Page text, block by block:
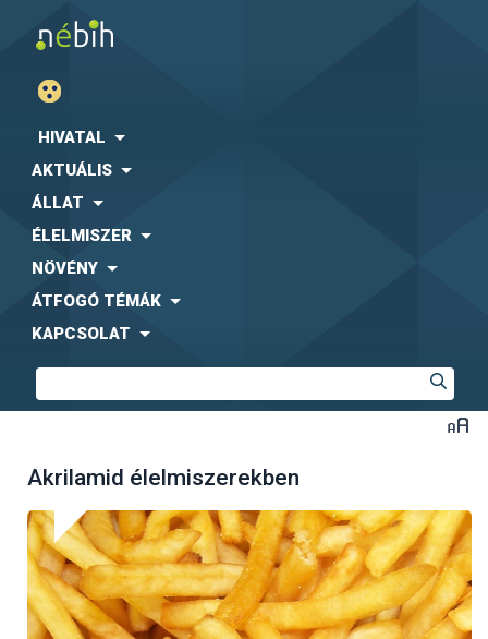
HIVATAL
AKTUÁLIS
ÁLLAT
ÉLELMISZER
NÖVÉNY
ÁTFOGÓ TÉMÁK
KAPCSOLAT
Akrilamid élelmiszerekben